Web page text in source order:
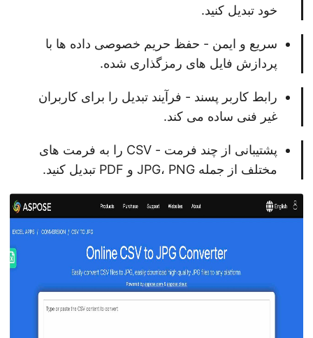
خود تبدیل کنید.
سریع و ایمن - حفظ حریم خصوصی داده ها با
پردازش فایل های رمزگذاری شده.
رابط کاربر پسند - فرآیند تبدیل را برای کاربران
غیر فنی ساده می کند.
پشتیبانی از چند فرمت - CSV را به فرمت های
مختلف از جمله JPG، PNG و PDF تبدیل کنید.